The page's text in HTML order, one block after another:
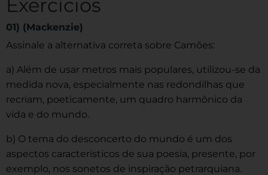
Exercícios
01) (Mackenzie)
Assinale a alternativa correta sobre Camões:
a) Além de usar metros mais populares, utilizou-se da
medida nova, especialmente nas redondilhas que
recriam, poeticamente, um quadro harmônico da
vida e do mundo.
b) O tema do desconcerto do mundo é um dos
aspectos característicos de sua poesia, presente, por
exemplo, nos sonetos de inspiração petrarquiana.